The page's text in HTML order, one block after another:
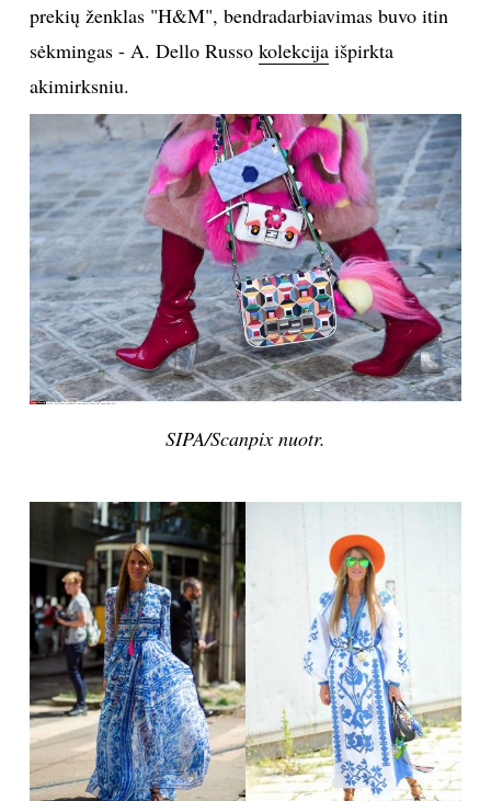
RECEPTAI
NELAIMĖS
KONTAKTAI
PRIVATUMO POLITIKA
Sekite mus:
NAUJIENLAIŠKĮ
Prenumeruodami portalą,
Jūs sutinkate su
taisyklėmis
prekių ženklas "H&M", bendradarbiavimas buvo itin
sėkmingas - A. Dello Russo kolekcijaišpirkta
akimirksniu.
SIPA/Scanpix nuotr.